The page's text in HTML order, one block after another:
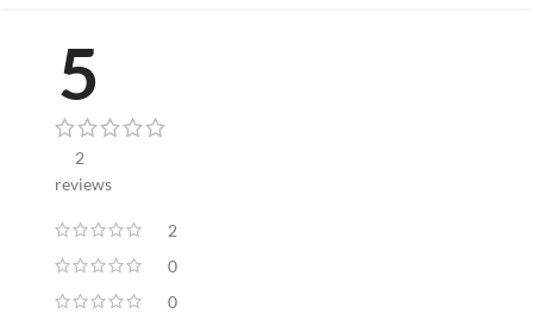
5
2
reviews
2
0
0